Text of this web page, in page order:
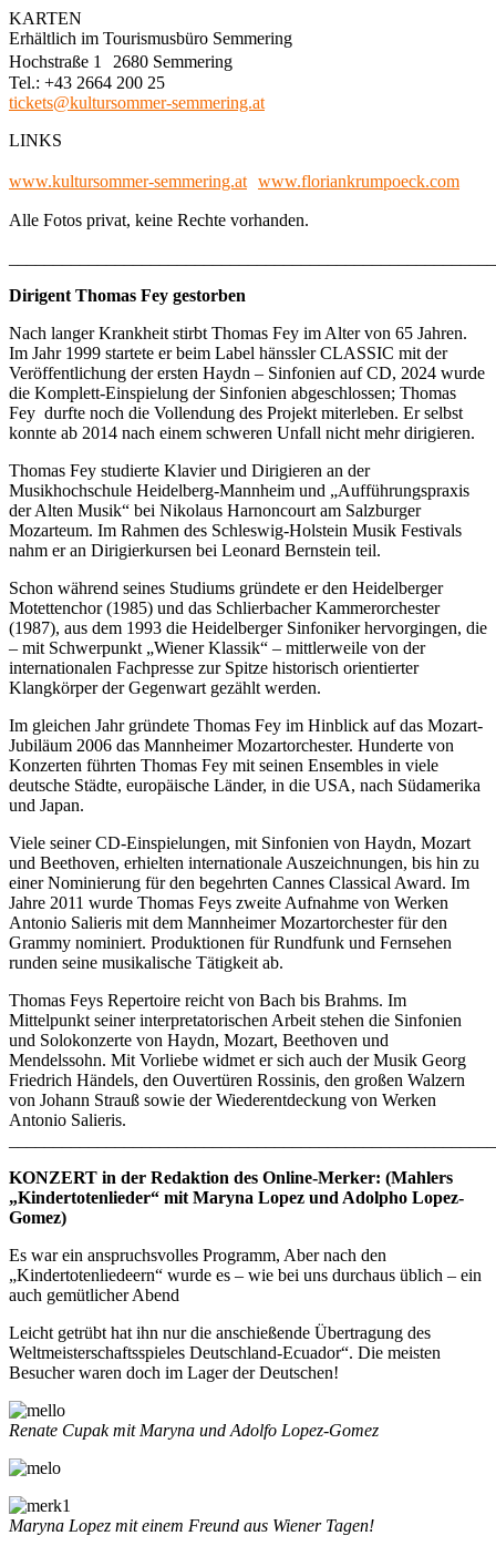
KARTEN
Erhältlich im Tourismusbüro Semmering
Hochstraße 1 2680 Semmering
Tel.: +43 2664 200 25
tickets@kultursommer-semmering.at
LINKS
www.kultursommer-semmering.at www.floriankrumpoeck.com
Alle Fotos privat, keine Rechte vorhanden.
Dirigent Thomas Fey gestorben
Nach langer Krankheit stirbt Thomas Fey im Alter von 65 Jahren.
Im Jahr 1999 startete er beim Label hänssler CLASSIC mit der
Veröffentlichung der ersten Haydn – Sinfonien auf CD, 2024 wurde
die Komplett-Einspielung der Sinfonien abgeschlossen; Thomas
Fey durfte noch die Vollendung des Projekt miterleben. Er selbst
konnte ab 2014 nach einem schweren Unfall nicht mehr dirigieren.
Thomas Fey studierte Klavier und Dirigieren an der
Musikhochschule Heidelberg-Mannheim und „Aufführungspraxis
der Alten Musik“ bei Nikolaus Harnoncourt am Salzburger
Mozarteum. Im Rahmen des Schleswig-Holstein Musik Festivals
nahm er an Dirigierkursen bei Leonard Bernstein teil.
Schon während seines Studiums gründete er den Heidelberger
Motettenchor (1985) und das Schlierbacher Kammerorchester
(1987), aus dem 1993 die Heidelberger Sinfoniker hervorgingen, die
– mit Schwerpunkt „Wiener Klassik“ – mittlerweile von der
internationalen Fachpresse zur Spitze historisch orientierter
Klangkörper der Gegenwart gezählt werden.
Im gleichen Jahr gründete Thomas Fey im Hinblick auf das Mozart-
Jubiläum 2006 das Mannheimer Mozartorchester. Hunderte von
Konzerten führten Thomas Fey mit seinen Ensembles in viele
deutsche Städte, europäische Länder, in die USA, nach Südamerika
und Japan.
Viele seiner CD-Einspielungen, mit Sinfonien von Haydn, Mozart
und Beethoven, erhielten internationale Auszeichnungen, bis hin zu
einer Nominierung für den begehrten Cannes Classical Award. Im
Jahre 2011 wurde Thomas Feys zweite Aufnahme von Werken
Antonio Salieris mit dem Mannheimer Mozartorchester für den
Grammy nominiert. Produktionen für Rundfunk und Fernsehen
runden seine musikalische Tätigkeit ab.
Thomas Feys Repertoire reicht von Bach bis Brahms. Im
Mittelpunkt seiner interpretatorischen Arbeit stehen die Sinfonien
und Solokonzerte von Haydn, Mozart, Beethoven und
Mendelssohn. Mit Vorliebe widmet er sich auch der Musik Georg
Friedrich Händels, den Ouvertüren Rossinis, den großen Walzern
von Johann Strauß sowie der Wiederentdeckung von Werken
Antonio Salieris.
KONZERT in der Redaktion des Online-Merker: (Mahlers
„Kindertotenlieder“ mit Maryna Lopez und Adolpho Lopez-
Gomez)
Es war ein anspruchsvolles Programm, Aber nach den
„Kindertotenliedeern“ wurde es – wie bei uns durchaus üblich – ein
auch gemütlicher Abend
Leicht getrübt hat ihn nur die anschießende Übertragung des
Weltmeisterschaftsspieles Deutschland-Ecuador“. Die meisten
Besucher waren doch im Lager der Deutschen!
Renate Cupak mit Maryna und Adolfo Lopez-Gomez
Maryna Lopez mit einem Freund aus Wiener Tagen!